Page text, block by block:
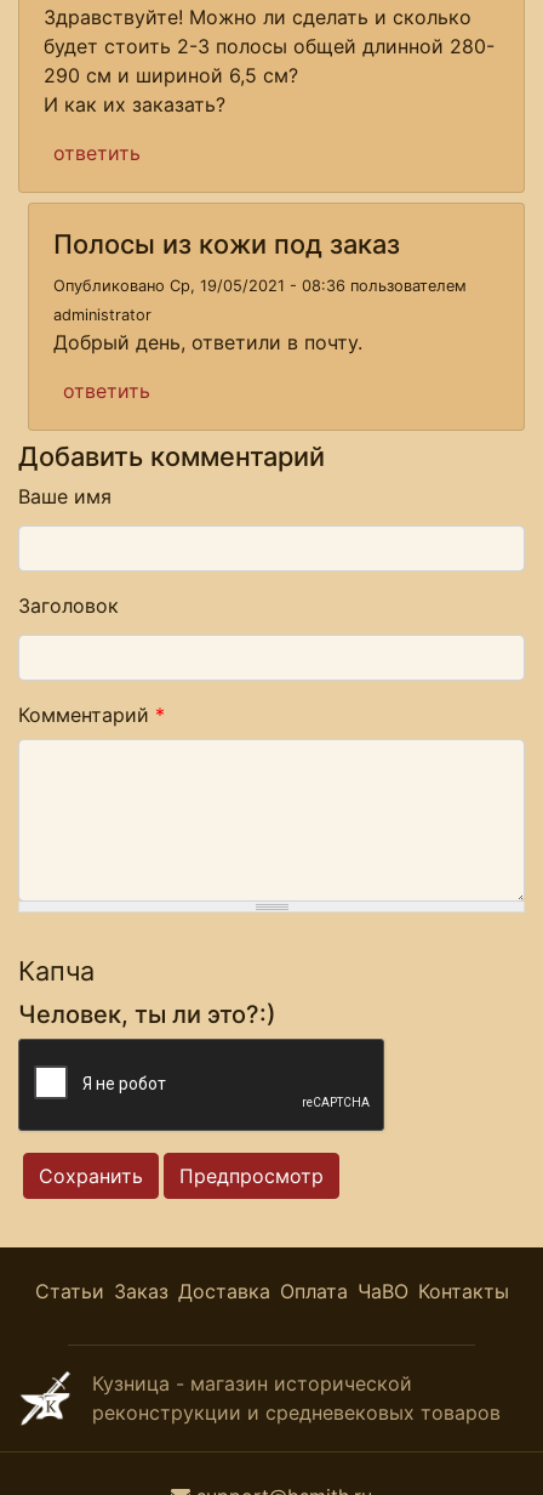
Здравствуйте! Можно ли сделать и сколько
будет стоить 2-3 полосы общей длинной 280-
290 см и шириной 6,5 см?
И как их заказать?
ответить
Полосы из кожи под заказ
Опубликовано Ср, 19/05/2021 - 08:36 пользователем
administrator
Добрый день, ответили в почту.
ответить
Добавить комментарий
Ваше имя
Заголовок
Комментарий *
Капча
Человек, ты ли это?:)
Статьи Заказ Доставка Оплата ЧаВО Контакты
Кузница - магазин исторической
реконструкции и средневековых товаров